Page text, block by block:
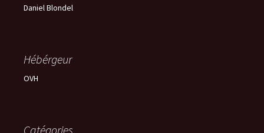
Daniel Blondel
Hébérgeur
OVH
Catégories